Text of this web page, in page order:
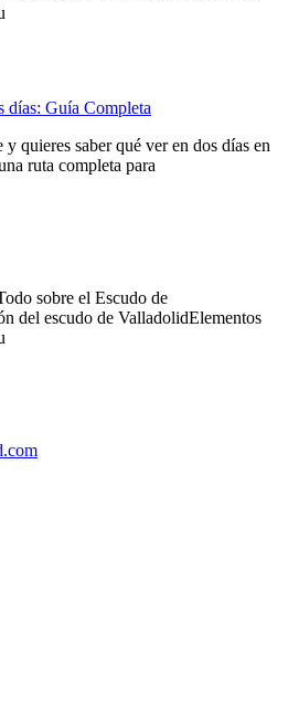
días: Guía Completa
y quieres saber qué ver en dos días en
ruta completa para
sobre el Escudo de
del escudo de ValladolidElementos